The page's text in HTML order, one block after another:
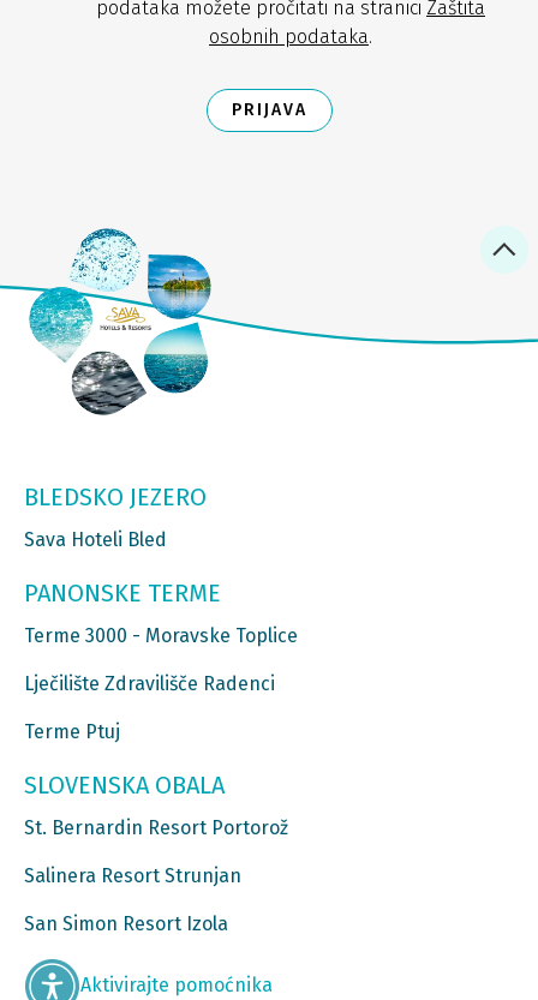
podataka možete pročitati na stranici Zaštita
osobnih podataka.
PRIJAVA
BLEDSKO JEZERO
Sava Hoteli Bled
PANONSKE TERME
Terme 3000 - Moravske Toplice
Lječilište Zdravilišče Radenci
Terme Ptuj
SLOVENSKA OBALA
St. Bernardin Resort Portorož
Salinera Resort Strunjan
San Simon Resort Izola
Aktivirajte pomoćnika